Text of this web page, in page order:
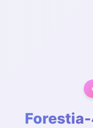
Forestia-